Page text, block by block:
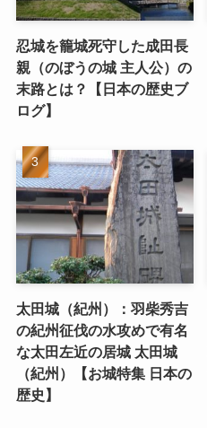
忍城を籠城死守した成田長
親（のぼうの城 主人公）の
末路とは？【日本の歴史ブ
ログ】
太田城（紀州）：羽柴秀吉
の紀州征伐の水攻めで有名
な太田左近の居城 太田城
（紀州）【お城特集 日本の
歴史】